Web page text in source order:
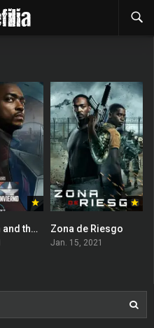
The Falcon and the Winter Soldier Zona de Riesgo
Jan. 15, 2021